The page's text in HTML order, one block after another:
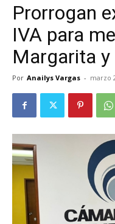
Prorrogan
IVA para
Margarita y
Por Anailys Vargas - marzo